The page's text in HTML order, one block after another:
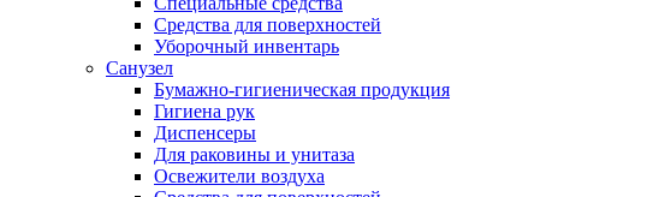
Средства для поверхностей
Уборочный инвентарь
Санузел
Бумажно-гигиеническая продукция
Гигиена рук
Диспенсеры
Для раковины и унитаза
Освежители воздуха